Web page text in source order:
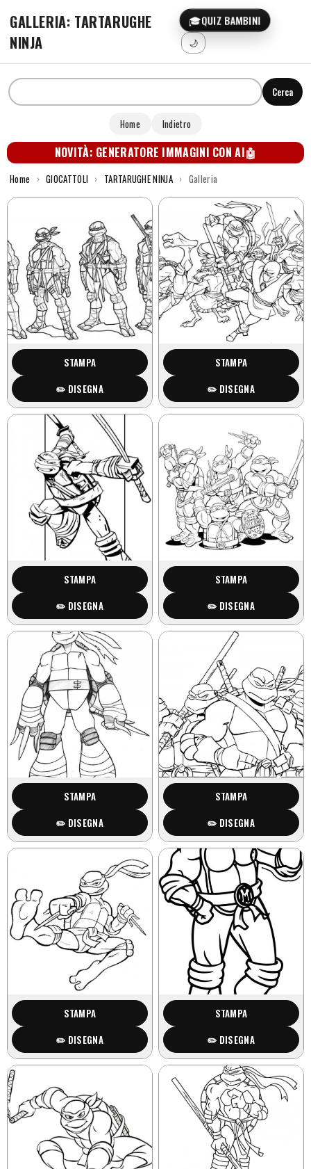
GALLERIA: TARTARUGHE
NINJA
🎓QUIZ BAMBINI
🌙
Cerca
Home Indietro
NOVITÀ: GENERATORE IMMAGINI CON AI🤖
Home › GIOCATTOLI › TARTARUGHE NINJA › Galleria
STAMPA
✏️ DISEGNA
STAMPA
✏️ DISEGNA
STAMPA
✏️ DISEGNA
STAMPA
✏️ DISEGNA
STAMPA
✏️ DISEGNA
STAMPA
✏️ DISEGNA
STAMPA
✏️ DISEGNA
STAMPA
✏️ DISEGNA